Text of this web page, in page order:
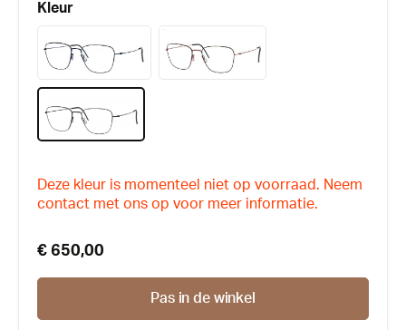
Kleur
Deze kleur is momenteel niet op voorraad. Neem
contact met ons op voor meer informatie.
€ 650,00
Pas in de winkel